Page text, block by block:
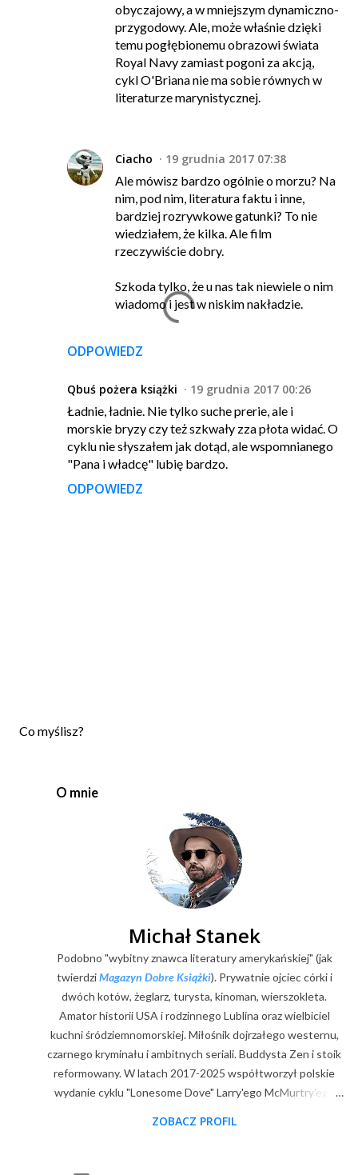
ODPOWIEDZ
obyczajowy, a w mniejszym dynamiczno-
przygodowy. Ale, może właśnie dzięki
temu pogłębionemu obrazowi świata
Royal Navy zamiast pogoni za akcją,
cykl O'Briana nie ma sobie równych w
literaturze marynistycznej.
Ciacho
19 grudnia 2017 07:38
Ale mówisz bardzo ogólnie o morzu? Na
nim, pod nim, literatura faktu i inne,
bardziej rozrywkowe gatunki? To nie
wiedziałem, że kilka. Ale film
rzeczywiście dobry.
Szkoda tylko, że u nas tak niewiele o nim
wiadomo i jest w niskim nakładzie.
Qbuś pożera książki
19 grudnia 2017 00:26
Ładnie, ładnie. Nie tylko suche prerie, ale i
morskie bryzy czy też szkwały zza płota widać. O
cyklu nie słyszałem jak dotąd, ale wspomnianego
"Pana i władcę" lubię bardzo.
ODPOWIEDZ
P
Co myślisz?
O mnie
Michał Stanek
Podobno "wybitny znawca literatury amerykańskiej" (jak
twierdziMagazyn Dobre Książki). Prywatnie ojciec córki i
dwóch kotów, żeglarz, turysta, kinoman, wierszokleta.
Amator historii USA i rodzinnego Lublina oraz wielbiciel
kuchni śródziemnomorskiej. Miłośnik dojrzałego westernu,
czarnego kryminału i ambitnych seriali. Buddysta Zen i stoik
reformowany. W latach 2017-2025 współtworzył polskie
wydanie cyklu "Lonesome Dove" Larry'ego McMurtry'ego
ZOBACZ PROFIL